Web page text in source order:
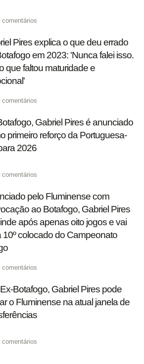
comentários
Pires explica o que deu errado
em 2023: 'Nunca falei isso.
que faltou maturidade e
comentários
Gabriel Pires é anunciado
primeiro reforço da Portuguesa-
2026
comentários
pelo Fluminense com
ao Botafogo, Gabriel Pires
após apenas oito jogos e vai
10º colocado do Campeonato
comentários
Botafogo, Gabriel Pires pode
o Fluminense na atual janela de
comentários